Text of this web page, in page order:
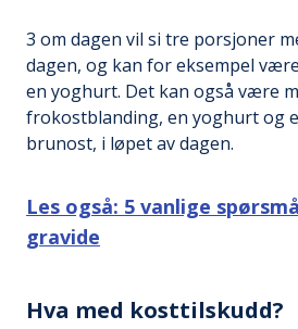
3 om dagen vil si tre porsjoner
dagen, og kan for eksempel
en yoghurt. Det kan også være
frokostblanding, en yoghurt og
brunost, i løpet av dagen.
Les også: 5 vanlige
gravide
Hva med kosttilskudd?